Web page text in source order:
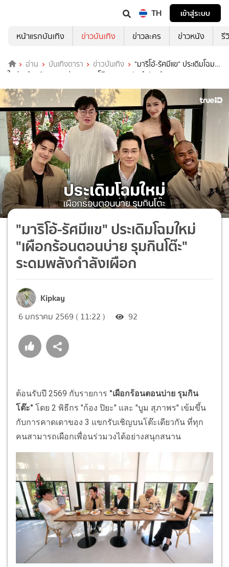
TH
เข้าสู่ระบบ
หน้าแรกบันเทิง
ข่าวบันเทิง ข่าวละคร ข่าวหนัง รี
อ่าน บันเทิงดารา ข่าวบันเทิง
"มาริโอ้-รัศมีแข" ประเดิมโฉม
ใหม่ "เผือกร้อนตอนบ่าย รุมกินโต๊ะ" ระดมพลังกำลังเผือก
"มาริโอ้-รัศมีแข" ประเดิมโฉมใหม่
"เผือกร้อนตอนบ่าย รุมกินโต๊ะ"
ระดมพลังกำลังเผือก
Kipkay
6 มกราคม 2569 ( 11:22 ) 92
ต้อนรับปี 2569 กับรายการ "เผือกร้อนตอนบ่าย รุมกิน
โต๊ะ" โดย 2 พิธีกร "ก้อง ปิยะ" และ "บูม สุภาพร" เข้มขึ้น
กับการคาดเดาของ 3 แขกรับเชิญบนโต๊ะเดียวกัน ที่ทุก
คนสามารถเผือกเพื่อนร่วมวงได้อย่างสนุกสนาน